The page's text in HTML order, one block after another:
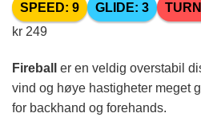
SPEED: 9 GLIDE: 3
kr 249
Fireball
er en veldig overstabil
vind og høye hastigheter meget
for backhand og forehands.